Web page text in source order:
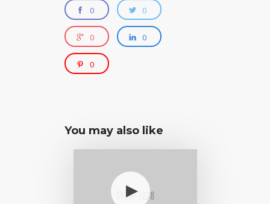
0 0
0 0
0
You may also like